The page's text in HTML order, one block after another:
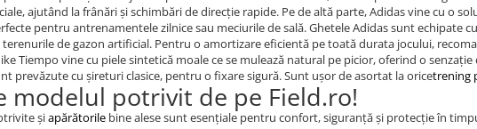
ajutând la frânări și schimbări de direcție rapide. Pe de altă parte, Adidas vine cu o
pentru antrenamentele zilnice sau meciurile de sală. Ghetele Adidas sunt echipate
de gazon artificial. Pentru o amortizare eficientă pe toată durata jocului,
Tiempo vine cu piele sintetică moale ce se mulează natural pe picior, oferind o
prevăzute cu șireturi clasice, pentru o fixare sigură. Sunt ușor de asortat la oricetrening
modelul potrivit de pe Field.ro!
șiapărătorile bine alese sunt esențiale pentru confort, siguranță și protecție în